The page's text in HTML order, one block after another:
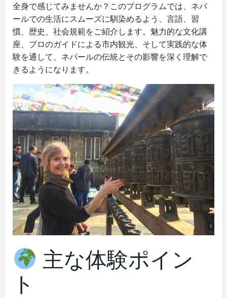
全身で感じてみませんか？このプログラムでは、ネパ
ールでの生活にスムーズに馴染めるよう、言語、習
慣、歴史、社会規範をご紹介します。魅力的な文化講
座、プロのガイドによる市内観光、そして実践的な体
験を通して、ネパールの伝統とその影響を深く理解で
きるようになります。
主な体験ポイン
ト